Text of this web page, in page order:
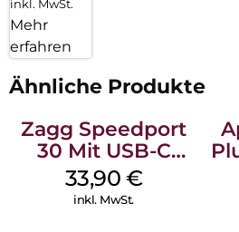
inkl. MwSt.
Mehr
erfahren
Ähnliche Produkte
Zagg Speedport
30 Mit USB-C
Kabel Weiß
33,90 €
inkl. MwSt.